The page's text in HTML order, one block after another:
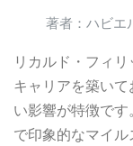
著者：ハビエ
リカルド・フィ
キャリアを築い
い影響が特徴で
で印象的なマイル